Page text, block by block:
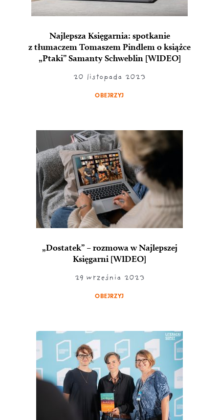
Najlepsza Księgarnia: spotkanie
z tłumaczem Tomaszem Pindlem o książce
„Ptaki” Samanty Schweblin [WIDEO]
20 listopada 2023
OBEJRZYJ
„Dostatek” – rozmowa w Najlepszej
Księgarni [WIDEO]
29 września 2023
OBEJRZYJ